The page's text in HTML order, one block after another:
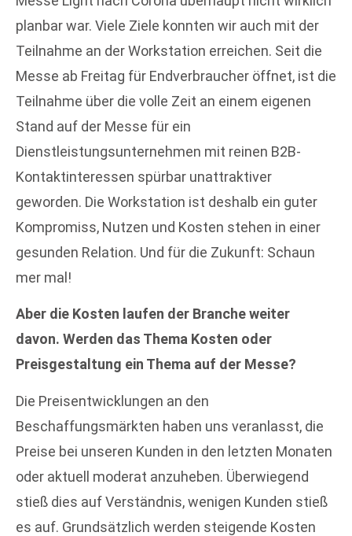
planbar war. Viele Ziele konnten wir auch mit der
Teilnahme an der Workstation erreichen. Seit die
Messe ab Freitag für Endverbraucher öffnet, ist die
Teilnahme über die volle Zeit an einem eigenen
Stand auf der Messe für ein
Dienstleistungsunternehmen mit reinen B2B-
Kontaktinteressen spürbar unattraktiver
geworden. Die Workstation ist deshalb ein guter
Kompromiss, Nutzen und Kosten stehen in einer
gesunden Relation. Und für die Zukunft: Schaun
mer mal!
Aber die Kosten laufen der Branche weiter
davon. Werden das Thema Kosten oder
Preisgestaltung ein Thema auf der Messe?
Die Preisentwicklungen an den
Beschaffungsmärkten haben uns veranlasst, die
Preise bei unseren Kunden in den letzten Monaten
oder aktuell moderat anzuheben. Überwiegend
stieß dies auf Verständnis, wenigen Kunden stieß
es auf. Grundsätzlich werden steigende Kosten